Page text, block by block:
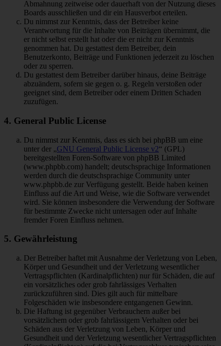
Abmahnung zeitweise oder dauerhaft von der Nutzung dieses
Boards ausschließen und dir ein Hausverbot erteilen.
Du nimmst zur Kenntnis, dass der Betreiber keine
Verantwortung für die Inhalte von Beiträgen übernimmt, die
er nicht selbst erstellt hat oder die er nicht zur Kenntnis
genommen hat. Du gestattest dem Betreiber, dein
Benutzerkonto, Beiträge und Funktionen jederzeit zu löschen
oder zu sperren.
Du gestattest dem Betreiber darüber hinaus, deine Beiträge
abzuändern, sofern sie gegen o. g. Regeln verstoßen oder
geeignet sind, dem Betreiber oder einem Dritten Schaden
zuzufügen.
4. General Public License
Du nimmst zur Kenntnis, dass es sich bei phpBB um eine
unter der „GNU General Public License v2“ (GPL)
bereitgestellten Foren-Software von phpBB Limited
(www.phpbb.com) handelt; deutschsprachige Informationen
werden durch die deutschsprachige Community unter
www.phpbb.de zur Verfügung gestellt. Beide haben keinen
Einfluss auf die Art und Weise, wie die Software verwendet
wird. Sie können insbesondere die Verwendung der Software
für bestimmte Zwecke nicht untersagen oder auf Inhalte
fremder Foren Einfluss nehmen.
5. Gewährleistung
Der Betreiber haftet mit Ausnahme der Verletzung von Leben,
Körper und Gesundheit und der Verletzung wesentlicher
Vertragspflichten (Kardinalpflichten) nur für Schäden, die auf
ein vorsätzliches oder grob fahrlässiges Verhalten
zurückzuführen sind. Dies gilt auch für mittelbare
Folgeschäden wie insbesondere entgangenen Gewinn.
Die Haftung ist gegenüber Verbrauchern außer bei
vorsätzlichem oder grob fahrlässigem Verhalten oder bei
Schäden aus der Verletzung von Leben, Körper und
Gesundheit und der Verletzung wesentlicher Vertragspflichten